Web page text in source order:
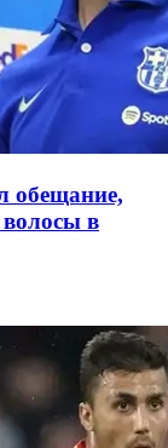
обещание,
в